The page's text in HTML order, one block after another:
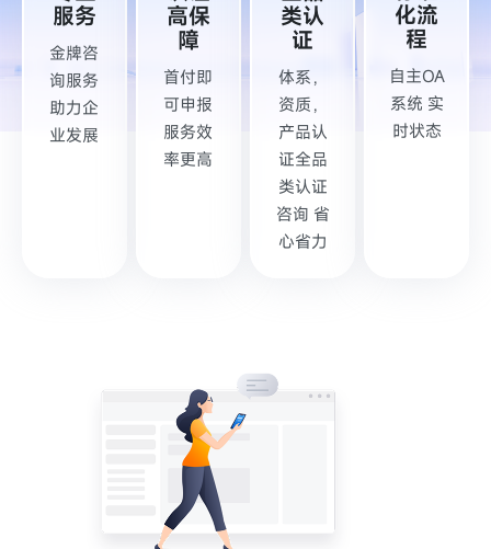
服务
金牌咨
询服务
助力企
业发展
高保
障
首付即
可申报
服务效
率更高
类认
证
体系，
资质，
产品认
证全品
类认证
咨询 省
心省力
化流
程
自主OA
系统 实
时状态